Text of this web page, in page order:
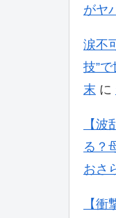
がヤ
涙不
技”
末 に
【
る？
おさ
【